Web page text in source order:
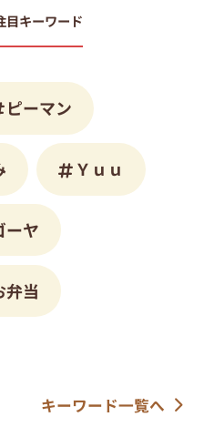
目キーワード
ピーマン
Ｙｕｕ
ーヤ
弁当
キーワード一覧へ